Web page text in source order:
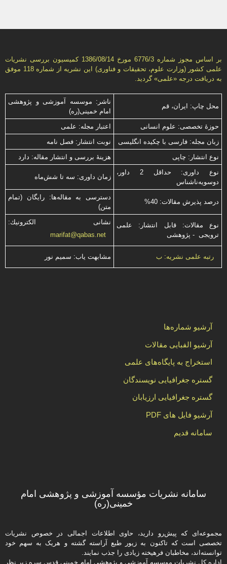
بر اساس مجوز شماره 6776/3 مورخ 1386/08/14 كمیسیون بررسى نشریات
علمى كشور (وزارت علوم، تحقیقات و فناورى) این نشریه از شماره 118 موفق
به دریافت درجه «علمى» گردید.
محل چاپ: ایران، قم
ناشر: موسسه آموزشی و پژوهشی
امام خمینی(ره)
حوزۀ تخصصی: علوم انسانی
اعتبار مجله: علمی
زبان مجله: فارسی با چكیده انگلیسی
نوبت انتشار: فصل نامه
نوع انتشار: چاپی
هزینۀ بررسی و انتشار مقاله: دارد
نوع داوری: حداقل 2 داور،
دوسویه‌ناشناس
زمان داوری: سه تا شش‌ماه
درصد پذیرش مقالات: 40%
دسترسی به مقاله‌ها: رایگان (تمام
متن)
نوع مقالات: قابل انتشار: علمی
ترویجی - پژوهشی
نشانی الكترونیك:
marifat@qabas.net
رتبه علمی نشریه: ب مشابهت ياب: سميم نور
آرشیو شماره‌ها
آرشیو الفبایی مقالات
استخراج به پایگاه‌های علمی
گستره جغرافیایی نویسندگان
گستره جغرافیایی ارزیابان
آرشیو فایل های PDF
سامانه قدیم
سامانه نشریات مؤسسه آموزشی و پژوهشی امام
خمینی(ره)
مجموعه‌ای که پیش‌رو دارید،‌ حاوی اطلاعات اجمالی در خصوص نشریات
تخصصی است که تاکنون به زیور طبع آراسته گشته و هریک به سهم خود
توانسته‌اند، مخاطبان فرهیخته‌ زیادی را جذب نمایند.
اداره كل نشریات موسسه آموزشی و پژوهشی امام خمینی قدس سره زیر نظر